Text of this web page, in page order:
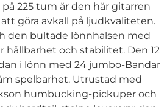
225 tum är den här gitarren
göra avkall på ljudkvaliteten.
den bultade lönnhalsen med
hållbarhet och stabilitet. Den 12
i lönn med 24 jumbo-Bandar
spelbarhet. Utrustad med
humbucking-pickuper och